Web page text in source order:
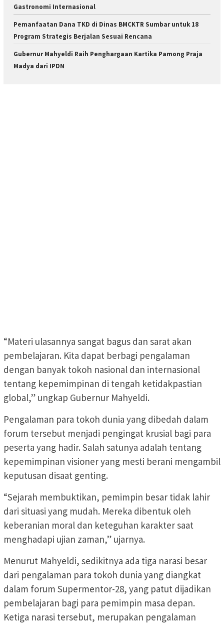
Gastronomi Internasional
Pemanfaatan Dana TKD di Dinas BMCKTR Sumbar untuk 18
Program Strategis Berjalan Sesuai Rencana
Gubernur Mahyeldi Raih Penghargaan Kartika Pamong Praja
Madya dari IPDN
“Materi ulasannya sangat bagus dan sarat akan
pembelajaran. Kita dapat berbagi pengalaman
dengan banyak tokoh nasional dan internasional
tentang kepemimpinan di tengah ketidakpastian
global,” ungkap Gubernur Mahyeldi.
Pengalaman para tokoh dunia yang dibedah dalam
forum tersebut menjadi pengingat krusial bagi para
peserta yang hadir. Salah satunya adalah tentang
kepemimpinan visioner yang mesti berani mengambil
keputusan disaat genting.
“Sejarah membuktikan, pemimpin besar tidak lahir
dari situasi yang mudah. Mereka dibentuk oleh
keberanian moral dan keteguhan karakter saat
menghadapi ujian zaman,” ujarnya.
Menurut Mahyeldi, sedikitnya ada tiga narasi besar
dari pengalaman para tokoh dunia yang diangkat
dalam forum Supermentor-28, yang patut dijadikan
pembelajaran bagi para pemimpin masa depan.
Ketiga narasi tersebut, merupakan pengalaman